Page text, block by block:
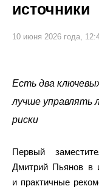
источники
10 июня 2026 года,
Есть два
лучше управлять
риски
Первый
Дмитрий Пьянов в
и практичные